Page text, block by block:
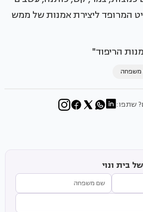
המרופד ליצירת אמנות של ממש
משפחה
שתפו:
בית ונוי